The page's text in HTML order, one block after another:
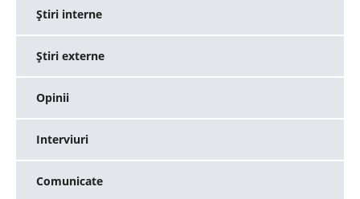
Ştiri interne
Ştiri externe
Opinii
Interviuri
Comunicate